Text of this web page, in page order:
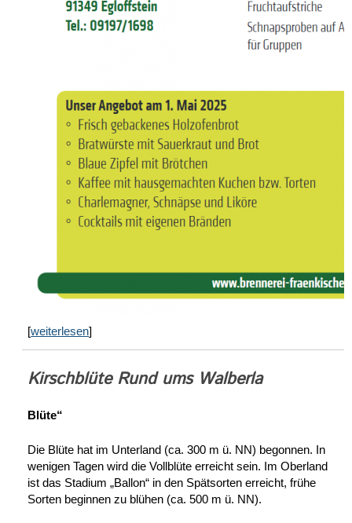
[weiterlesen]
Kirschblüte Rund ums Walberla
Blüte“
Die Blüte hat im Unterland (ca. 300 m ü. NN) begonnen. In
wenigen Tagen wird die Vollblüte erreicht sein. Im Oberland
ist das Stadium „Ballon“ in den Spätsorten erreicht, frühe
Sorten beginnen zu blühen (ca. 500 m ü. NN).